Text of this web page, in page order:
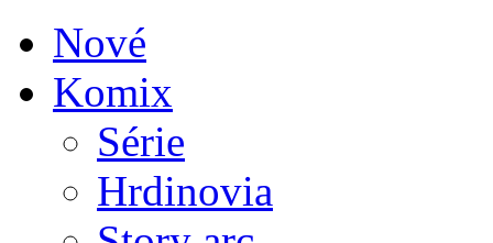
Nové
Komix
Série
Hrdinovia